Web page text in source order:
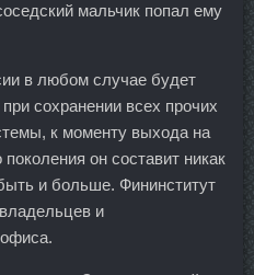
мальчик попал ему
в любом случае будет
сохранении всех прочих
к моменту выхода на
он составит никак
и больше. Фининститут
и